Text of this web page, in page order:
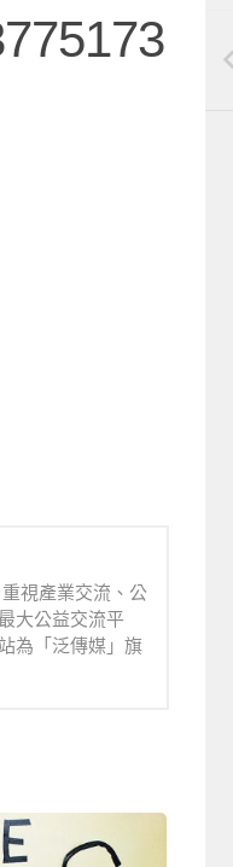
視產業交流、公
大公益交流平
為「泛傳媒」旗